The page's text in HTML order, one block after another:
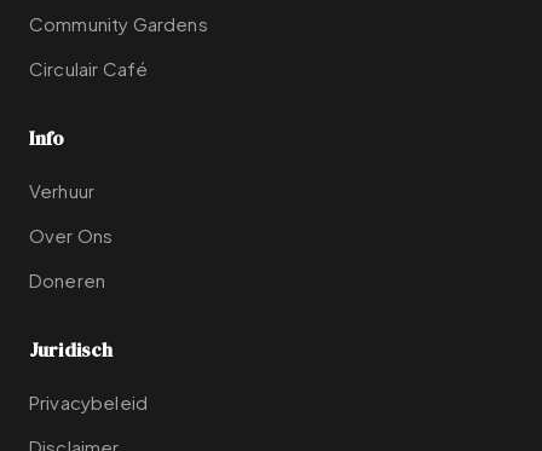
Community Gardens
Circulair Café
Info
Verhuur
Over Ons
Doneren
Juridisch
Privacybeleid